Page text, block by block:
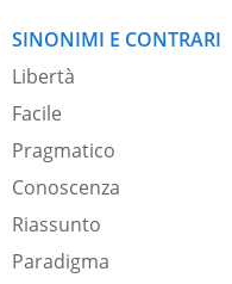
SINONIMI E CONTRARI
Libertà
Facile
Pragmatico
Conoscenza
Riassunto
Paradigma